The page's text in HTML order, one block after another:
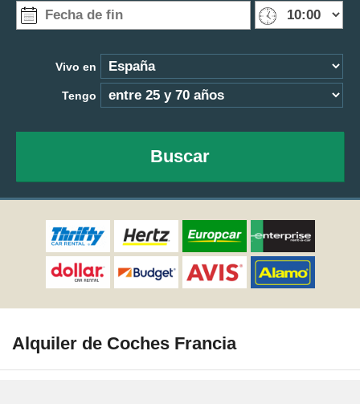
Vivo en
Tengo
Buscar
Alquiler de Coches Francia